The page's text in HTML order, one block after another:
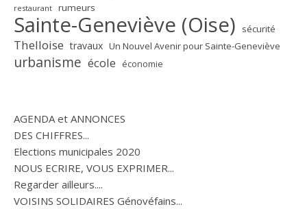
restaurant rumeurs
Sainte-Geneviève (Oise) sécurité
Thelloise travaux Un Nouvel Avenir pour Sainte-Geneviève
urbanisme école économie
AGENDA et ANNONCES
DES CHIFFRES...
Elections municipales 2020
NOUS ECRIRE, VOUS EXPRIMER...
Regarder ailleurs....
VOISINS SOLIDAIRES Génovéfains...